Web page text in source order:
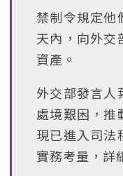
禁制令規定他
天內，向外交
資產。
外交部發言人
處境艱困，推
現已進入司法
實務考量，詳